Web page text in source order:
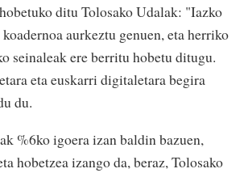
ditu Tolosako Udalak: "Iazko
aurkeztu genuen, eta herriko
seinaleak ere berritu hobetu ditugu.
eta euskarri digitaletara begira
du.
%6ko igoera izan baldin bazuen,
hobetzea izango da, beraz, Tolosako